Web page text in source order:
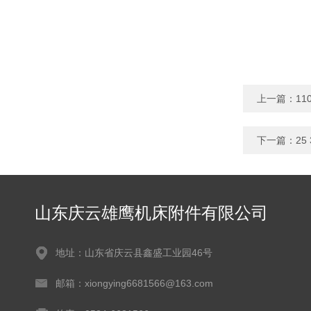
上一篇：
下一篇： 25
山东庆云雄鹰机床附件有限公司
地址：山东省庆云县鑫盛工业园46号
邮箱：xiongying6681566@163.com